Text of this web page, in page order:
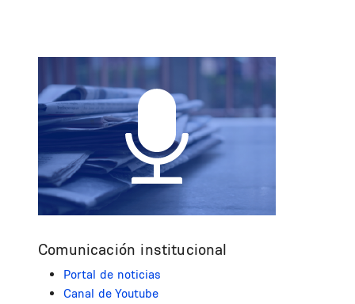
Comunicación institucional
Portal de noticias
Canal de Youtube